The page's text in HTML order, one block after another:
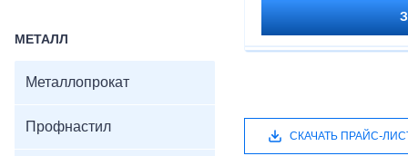
МЕТАЛЛ
Металлопрокат
Профнастил
СКАЧАТЬ ПРАЙС-